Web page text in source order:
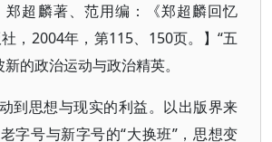
郑超麟著、范用编：《郑超麟回忆
，2004年，第115、150页。】“五
的政治运动与政治精英。
到思想与现实的利益。以出版界来
字号与新字号的“大换班”，思想变